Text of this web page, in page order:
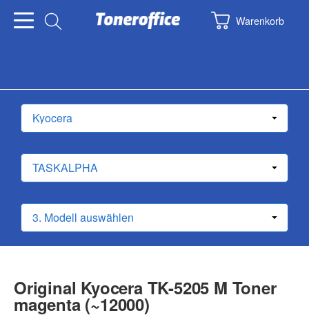
Warenkorb
Original Kyocera TK-5205 M Toner
magenta (~12000)